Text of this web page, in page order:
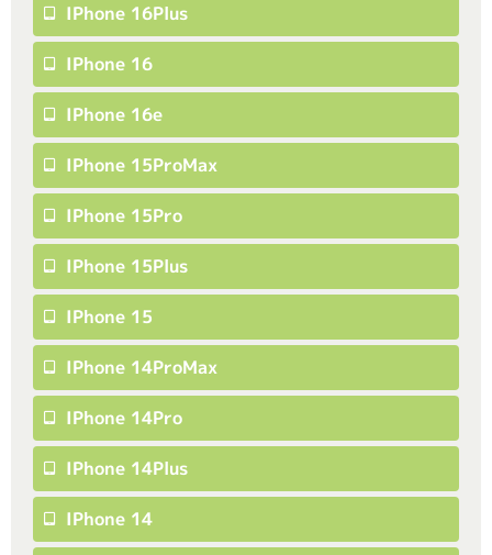
IPhone 16Plus
IPhone 16
IPhone 16e
IPhone 15ProMax
IPhone 15Pro
IPhone 15Plus
IPhone 15
IPhone 14ProMax
IPhone 14Pro
IPhone 14Plus
IPhone 14